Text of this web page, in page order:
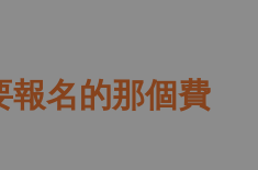
報名的那個費